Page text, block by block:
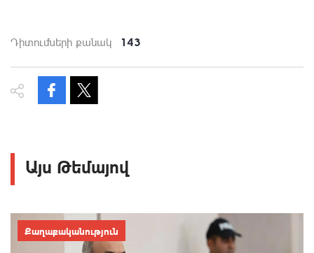
Դիտումների քանակ 143
Այս Թեմայով
Քաղաքականություն